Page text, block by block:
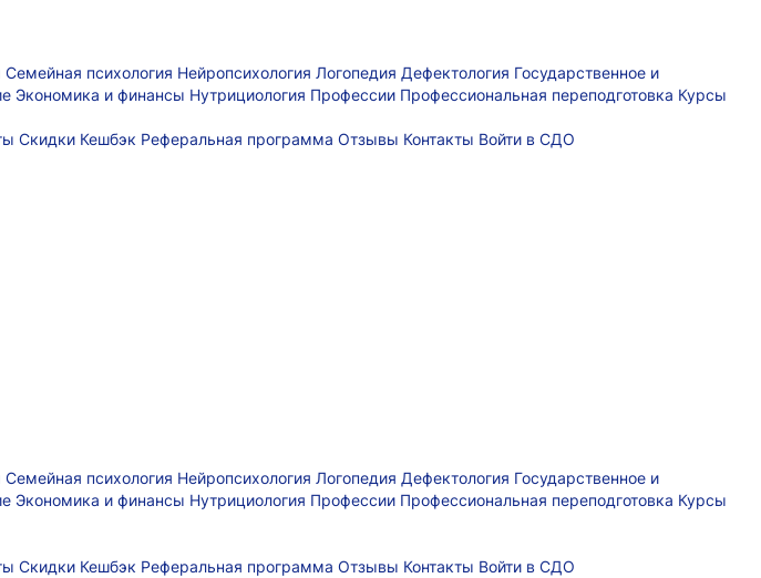
Семейная психология Нейропсихология Логопедия Дефектология Государственное и
Экономика и финансы Нутрициология Профессии Профессиональная переподготовка Курсы
Скидки Кешбэк Реферальная программа Отзывы Контакты Войти в СДО
Семейная психология Нейропсихология Логопедия Дефектология Государственное и
Экономика и финансы Нутрициология Профессии Профессиональная переподготовка Курсы
Скидки Кешбэк Реферальная программа Отзывы Контакты Войти в СДО